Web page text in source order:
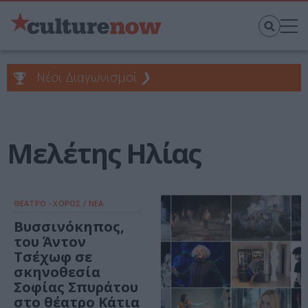
Νέοι Διαγωνισμοί ❯
Μελέτης Ηλίας
ΘΕΑΤΡΟ - ΧΟΡΟΣ / ΝΕΑ
Βυσσινόκηπος,
του Άντον
Τσέχωφ σε
σκηνοθεσία
Σοφίας Σπυράτου
στο θέατρο Κάτια